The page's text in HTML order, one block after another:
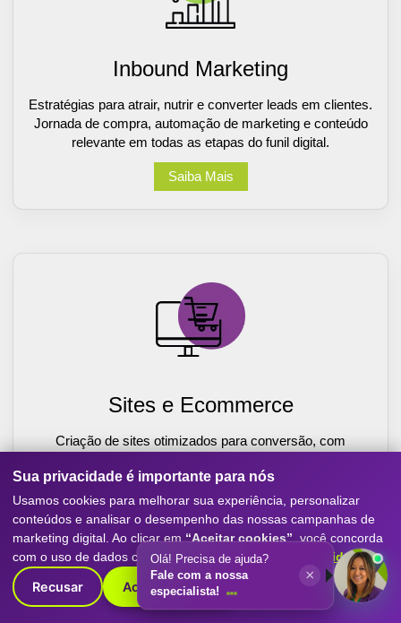
Inbound Marketing
Estratégias para atrair, nutrir e converter leads em clientes.
Jornada de compra, automação de marketing e conteúdo
relevante em todas as etapas do funil digital.
Saiba Mais
Sites e Ecommerce
Criação de sites otimizados para conversão, com
sua empresa com o melhor do marketing digital.
Saiba Mais
Sua privacidade é importante para nós
Usamos cookies para melhorar sua experiência, personalizar
conteúdos e analisar o desempenho das nossas campanhas de
marketing digital. Ao clicar em “Aceitar cookies” , você concorda
com o uso de dados conforme nossaPolítica de Privacidade.
Recusar Aceitar cookies
Olá! Precisa de ajuda?
Fale com a nossa
especialista!
×